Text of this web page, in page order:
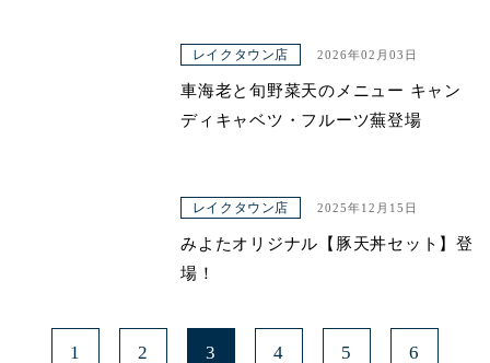
レイクタウン店 2026年02月03日
車海老と旬野菜天のメニュー キャン
ディキャベツ・フルーツ蕪登場
レイクタウン店 2025年12月15日
みよたオリジナル【豚天丼セット】登
場！
1 2 3 4 5 6